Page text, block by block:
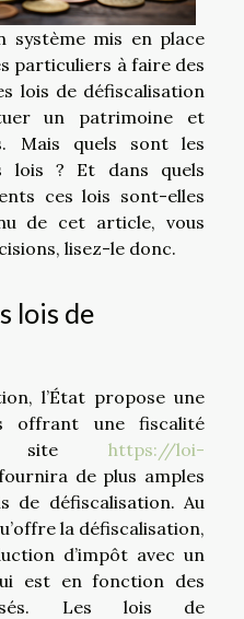
système mis en place
particuliers à faire des
lois de défiscalisation
un patrimoine et
Mais quels sont les
lois ? Et dans quels
ces lois sont-elles
de cet article, vous
lisez-le donc.
lois de
l’État propose une
offrant une fiscalité
site https://loi-
de plus amples
de défiscalisation. Au
la défiscalisation,
d’impôt avec un
est en fonction des
Les lois de